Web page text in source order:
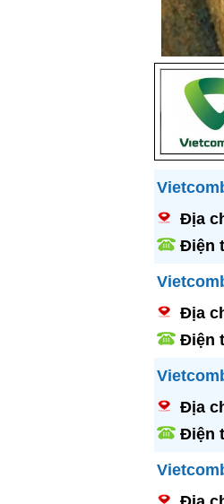
Địa
Điện
Địa
Điện
Địa
Điện